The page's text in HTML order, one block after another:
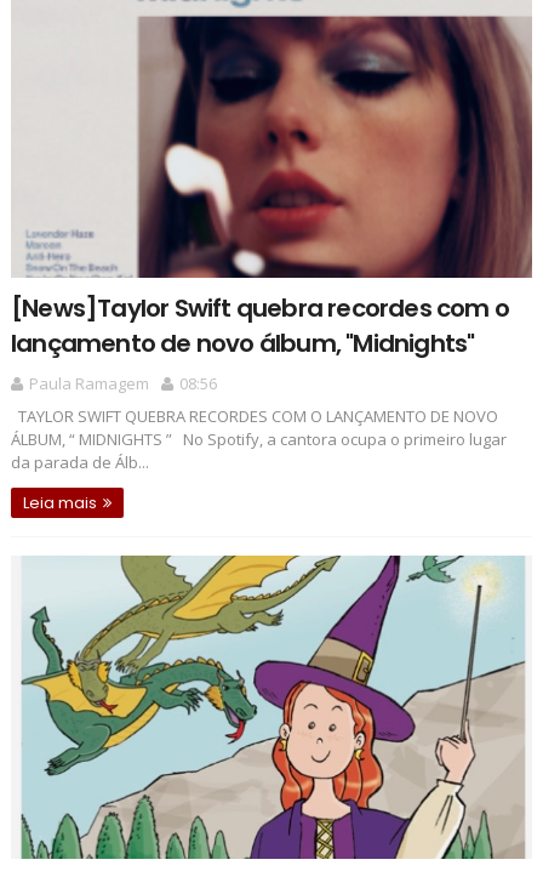
[News]Taylor Swift quebra recordes com o
lançamento de novo álbum, "Midnights"
Paula Ramagem
08:56
TAYLOR SWIFT QUEBRA RECORDES COM O LANÇAMENTO DE NOVO
ÁLBUM, “ MIDNIGHTS ” No Spotify, a cantora ocupa o primeiro lugar
da parada de Álb...
Leia mais